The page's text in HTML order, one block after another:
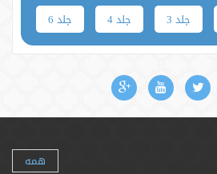
جلد 3 جلد 4 جلد 6
همه